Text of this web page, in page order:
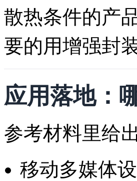
散热条件的产
要的用增强封
应用落地：
参考材料里给
移动多媒体